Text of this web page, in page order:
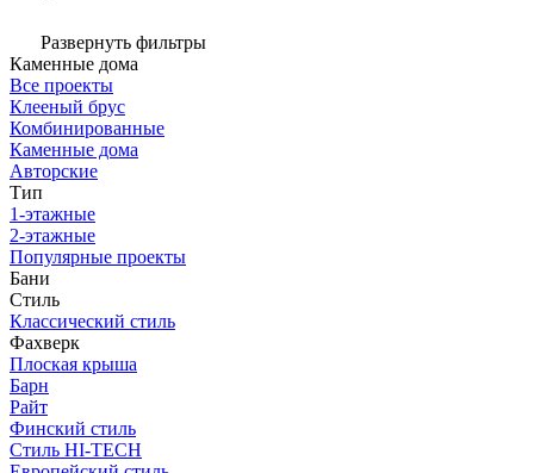
Развернуть фильтры
Каменные дома
Все проекты
Клееный брус
Комбинированные
Каменные дома
Авторские
Тип
1-этажные
2-этажные
Популярные проекты
Бани
Стиль
Классический стиль
Фахверк
Плоская крыша
Барн
Райт
Финский стиль
Стиль HI-TECH